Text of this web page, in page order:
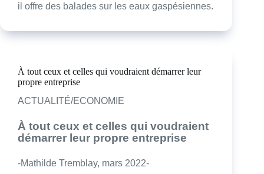
il offre des balades sur les eaux gaspésiennes.
À tout ceux et celles qui voudraient démarrer leur
propre entreprise
ACTUALITÉ/ECONOMIE
À tout ceux et celles qui voudraient
démarrer leur propre entreprise
-Mathilde Tremblay, mars 2022-